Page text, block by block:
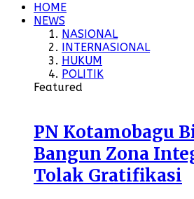
HOME
NEWS
NASIONAL
INTERNASIONAL
HUKUM
POLITIK
Featured
PN Kotamobagu
Bangun Zona
Tolak Gratifikasi